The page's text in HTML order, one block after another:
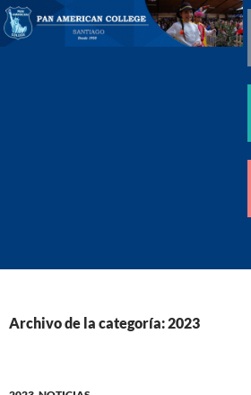
Archivo de la categoría: 2023